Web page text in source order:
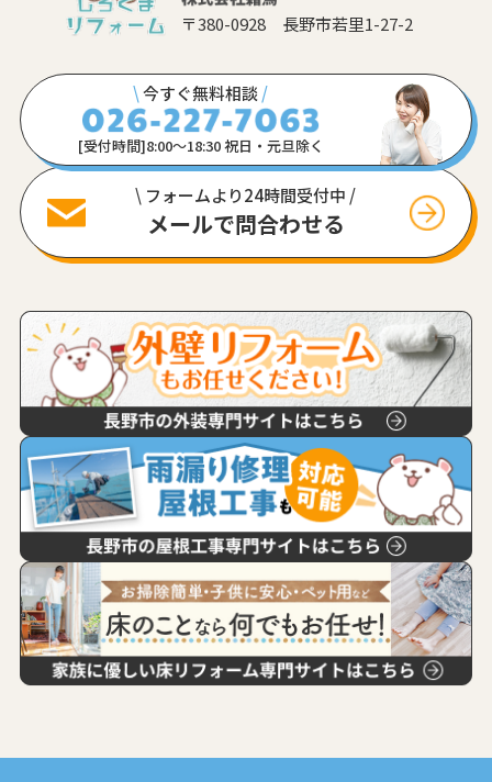
〒380-0928 長野市若里1-27-2
\今すぐ無料相談 /
[受付時間]8:00〜18:30 祝日・元旦除く
\ フォームより24時間受付中 /
メールで問合わせる